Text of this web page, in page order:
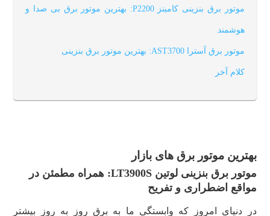
موتور برق بنزینی کامینز P2200: بهترین موتور برق بی صدا و
هوشمند
موتور برق آسترا AST3700: بهترین موتور برق بنزینی
کلام آخر
بهترین موتور برق های بازار
موتور برق بنزینی لوتین LT3900S: همراه مطمئن در
مواقع اضطراری و تفریح
در دنیای امروز که وابستگی ما به برق روز به روز بیشتر